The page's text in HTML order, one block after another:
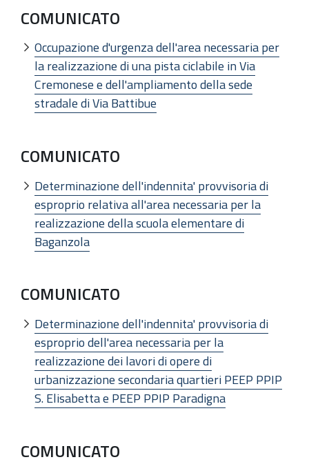
COMUNICATO
Occupazione d'urgenza dell'area necessaria per
la realizzazione di una pista ciclabile in Via
Cremonese e dell'ampliamento della sede
stradale di Via Battibue
COMUNICATO
Determinazione dell'indennita' provvisoria di
esproprio relativa all'area necessaria per la
realizzazione della scuola elementare di
Baganzola
COMUNICATO
Determinazione dell'indennita' provvisoria di
esproprio dell'area necessaria per la
realizzazione dei lavori di opere di
urbanizzazione secondaria quartieri PEEP PPIP
S. Elisabetta e PEEP PPIP Paradigna
COMUNICATO